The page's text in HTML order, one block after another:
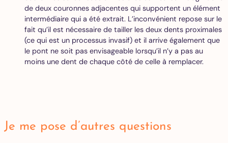
de deux couronnes adjacentes qui supportent un élément
intermédiaire qui a été extrait. L’inconvénient repose sur le
fait qu’il est nécessaire de tailler les deux dents proximales
(ce qui est un processus invasif) et il arrive également que
le pont ne soit pas envisageable lorsqu’il n’y a pas au
moins une dent de chaque côté de celle à remplacer.
Je me pose d’autres questions